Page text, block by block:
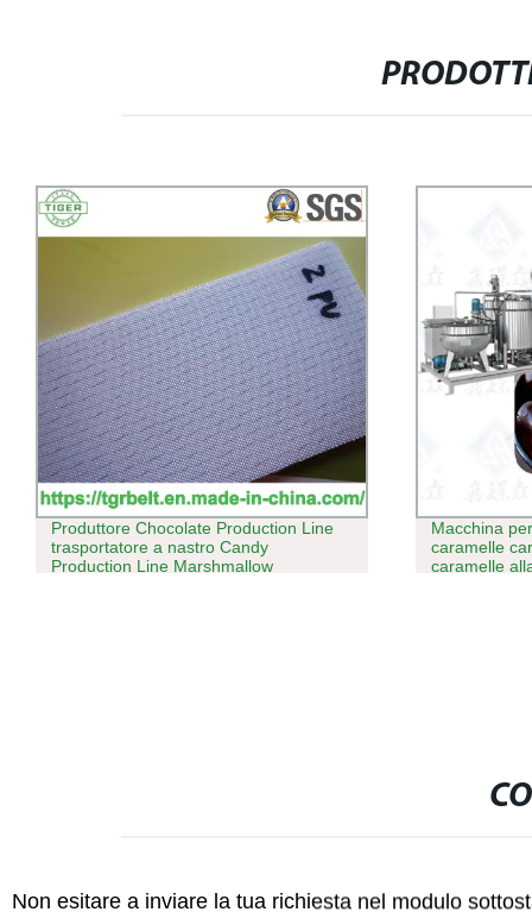
Produttore Chocolate Production Line
trasportatore a nastro Candy
Production Line Marshmallow
Macchina
caramelle
caramelle
Non esitare a inviare la tua richiesta nel modulo